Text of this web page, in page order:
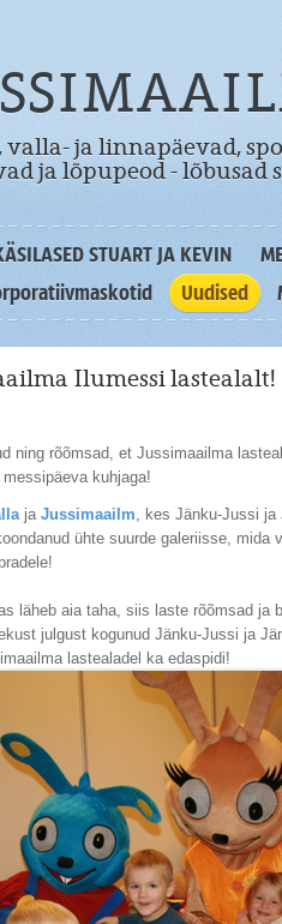
ja linnapäevad,
ja lõpupeod - lõbusad
STUART JA KEVIN
Uudised
Ilumessi lastealalt!
ning rõõmsad, et Jussimaailma
kuhjaga!
ja Jussimaailm, kes Jänku-Jussi ja
ühte suurde galeriisse, mida
läheb aia taha, siis laste rõõmsad ja
julgust kogunud Jänku-Jussi ja
lastealadel ka edaspidi!